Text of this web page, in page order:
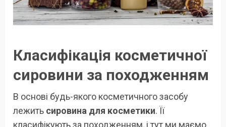
Класифікація косметичної
сировини за походженням
В основі будь-якого косметичного засобу
лежить сировина для косметики. Її
класифікують за походженням, і тут ми маємо